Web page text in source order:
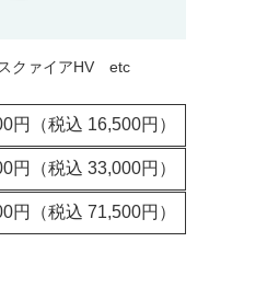
クァイアHV etc
円（税込 16,500円）
円（税込 33,000円）
円（税込 71,500円）